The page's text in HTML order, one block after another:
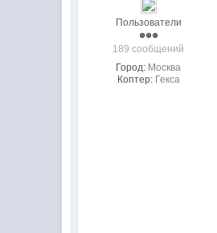
Пользователи
189 сообщений
Город: Москва
Коптер: Гекса